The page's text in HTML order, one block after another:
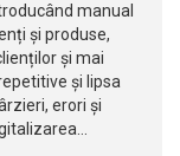
manual
și produse,
și mai
și lipsa
erori și